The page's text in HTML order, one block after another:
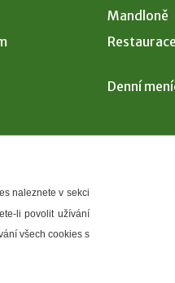
Mandloně
Restaurace
Denní
naleznete v sekci
li povolit užívání
všech cookies s